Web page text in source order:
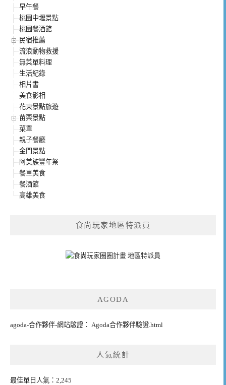
早午餐
桃園中壢景點
桃園餐酒館
民宿推薦
流浪動物救援
無菜單料理
生活紀錄
相片書
美食影相
花東景點旅遊
苗栗景點
菜單
親子餐廳
金門景點
阿美族豐年祭
餐車美食
餐酒館
高雄美食
食尚玩家地區特派員
AGODA
agoda-合作夥伴-網站驗證： Agoda合作夥伴驗證.html
人氣統計
最佳單日人氣：2,245